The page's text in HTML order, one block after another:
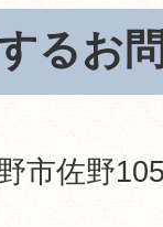
るお
市佐野